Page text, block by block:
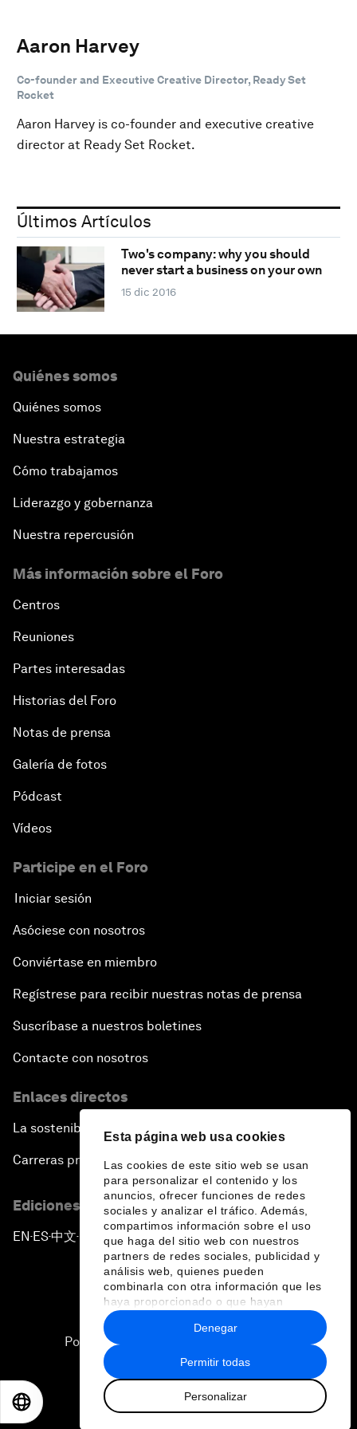
Esta página web usa cookies
Las cookies de este sitio web se usan
para personalizar el contenido y los
anuncios, ofrecer funciones de redes
sociales y analizar el tráfico. Además,
compartimos información sobre el uso
que haga del sitio web con nuestros
partners de redes sociales, publicidad y
análisis web, quienes pueden
combinarla con otra información que les
haya proporcionado o que hayan
recopilado a partir del uso que haya
hecho de sus servicios.
Permitir todas
Personalizar
Denegar
Aaron Harvey
Co-founder and Executive Creative Director, Ready Set
Rocket
Aaron Harvey is co-founder and executive creative
director at Ready Set Rocket.
Últimos Artículos
Two's company: why you should
never start a business on your own
15 dic 2016
Quiénes somos
Quiénes somos
Nuestra estrategia
Cómo trabajamos
Liderazgo y gobernanza
Nuestra repercusión
Más información sobre el Foro
Centros
Reuniones
Partes interesadas
Historias del Foro
Notas de prensa
Galería de fotos
Pódcast
Vídeos
Participe en el Foro
Iniciar sesión
Asóciese con nosotros
Conviértase en miembro
Regístrese para recibir nuestras notas de prensa
Suscríbase a nuestros boletines
Contacte con nosotros
Enlaces directos
La sostenibilidad en el Foro
Carreras profesionales
Ediciones en otros idiomas
EN ▪ES▪中文▪ 日本語
Política de privacidad y normas de uso
Sitemap
2026 Foro Económico Mundial